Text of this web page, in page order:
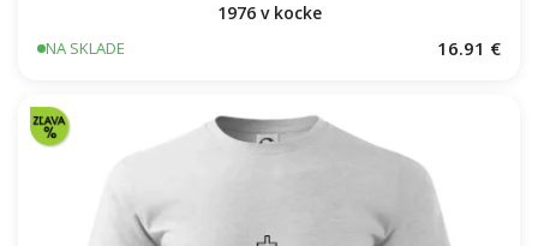
1976 v kocke
NA SKLADE 16.91 €